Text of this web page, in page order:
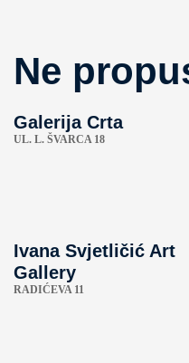
Ne
Galerija Crta
UL. L. ŠVARCA 18
Ivana Svjetličić Art
Gallery
RADIĆEVA 11